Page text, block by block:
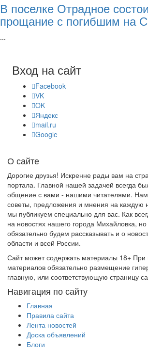
В поселке Отрадное
прощание с погибшим на
...
Вход на сайт
Facebook
VK
OK
Яндекс
mail.ru
Google
О сайте
Дорогие друзья! Искренне рады вам на
портала. Главной нашей задачей всегда
общение с вами - нашими читателями.
советы, предложения и мнения на каждую
мы публикуем специально для вас. Как
на новостях нашего города Михайловка,
обязательно будем рассказывать и о
области и всей России.
Сайт может содержать материалы 18+ При
материалов обязательно размещение
главную, или соответствующую страницу
Навигация по сайту
Главная
Правила сайта
Лента новостей
Доска объявлений
Блоги